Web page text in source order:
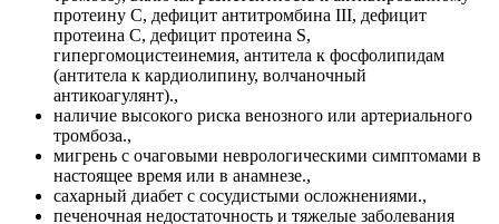
протеину С, дефицит антитромбина III, дефицит
протеина С, дефицит протеина S,
гипергомоцистеинемия, антитела к фосфолипидам
(антитела к кардиолипину, волчаночный
антикоагулянт).,
наличие высокого риска венозного или артериального
тромбоза.,
мигрень с очаговыми неврологическими симптомами в
настоящее время или в анамнезе.,
сахарный диабет с сосудистыми осложнениями.,
печеночная недостаточность и тяжелые заболевания